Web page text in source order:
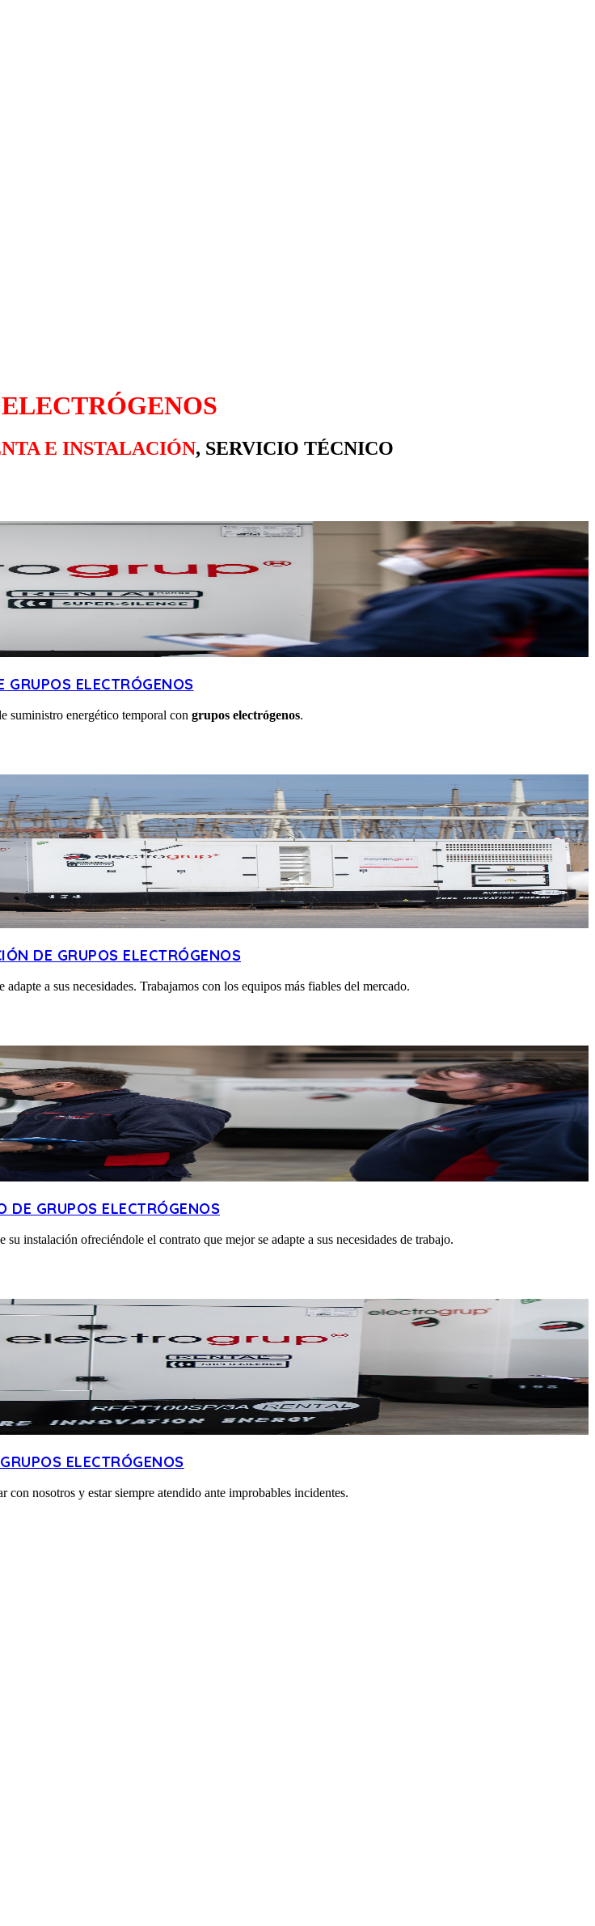
ELECTRÓGENOS
E INSTALACIÓN, SERVICIO TÉCNICO
GRUPOS ELECTRÓGENOS
suministro energético temporal con grupos electrógenos.
DE GRUPOS ELECTRÓGENOS
adapte a sus necesidades. Trabajamos con los equipos más fiables del mercado.
DE GRUPOS ELECTRÓGENOS
su instalación ofreciéndole el contrato que mejor se adapte a sus necesidades de trabajo.
ELECTRÓGENOS
con nosotros y estar siempre atendido ante improbables incidentes.